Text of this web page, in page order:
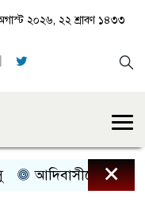
২০২৬, ২২ শ্রাবণ ১৪৩৩
আদিবাসীদের ভূমি×